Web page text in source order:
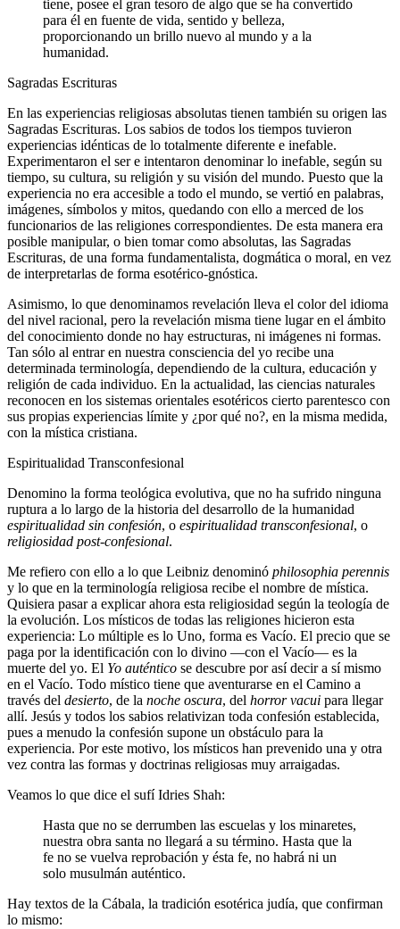
tiene, posee el gran tesoro de algo que se ha convertido
para él en fuente de vida, sentido y belleza,
proporcionando un brillo nuevo al mundo y a la
humanidad.
Sagradas Escrituras
En las experiencias religiosas absolutas tienen también su origen las
Sagradas Escrituras. Los sabios de todos los tiempos tuvieron
experiencias idénticas de lo totalmente diferente e inefable.
Experimentaron el ser e intentaron denominar lo inefable, según su
tiempo, su cultura, su religión y su visión del mundo. Puesto que la
experiencia no era accesible a todo el mundo, se vertió en palabras,
imágenes, símbolos y mitos, quedando con ello a merced de los
funcionarios de las religiones correspondientes. De esta manera era
posible manipular, o bien tomar como absolutas, las Sagradas
Escrituras, de una forma fundamentalista, dogmática o moral, en vez
de interpretarlas de forma esotérico-gnóstica.
Asimismo, lo que denominamos revelación lleva el color del idioma
del nivel racional, pero la revelación misma tiene lugar en el ámbito
del conocimiento donde no hay estructuras, ni imágenes ni formas.
Tan sólo al entrar en nuestra consciencia del yo recibe una
determinada terminología, dependiendo de la cultura, educación y
religión de cada individuo. En la actualidad, las ciencias naturales
reconocen en los sistemas orientales esotéricos cierto parentesco con
sus propias experiencias límite y ¿por qué no?, en la misma medida,
con la mística cristiana.
Espiritualidad Transconfesional
Denomino la forma teológica evolutiva, que no ha sufrido ninguna
ruptura a lo largo de la historia del desarrollo de la humanidad
espiritualidad sin confesión, o espiritualidad transconfesional, o
religiosidad post-confesional.
Me refiero con ello a lo que Leibniz denominó philosophia perennis
y lo que en la terminología religiosa recibe el nombre de mística.
Quisiera pasar a explicar ahora esta religiosidad según la teología de
la evolución. Los místicos de todas las religiones hicieron esta
experiencia: Lo múltiple es lo Uno, forma es Vacío. El precio que se
paga por la identificación con lo divino ―con el Vacío― es la
muerte del yo. El Yo auténtico se descubre por así decir a sí mismo
en el Vacío. Todo místico tiene que aventurarse en el Camino a
través del desierto, de la noche oscura, del horror vacui para llegar
allí. Jesús y todos los sabios relativizan toda confesión establecida,
pues a menudo la confesión supone un obstáculo para la
experiencia. Por este motivo, los místicos han prevenido una y otra
vez contra las formas y doctrinas religiosas muy arraigadas.
Veamos lo que dice el sufí Idries Shah:
Hasta que no se derrumben las escuelas y los minaretes,
nuestra obra santa no llegará a su término. Hasta que la
fe no se vuelva reprobación y ésta fe, no habrá ni un
solo musulmán auténtico.
Hay textos de la Cábala, la tradición esotérica judía, que confirman
lo mismo: